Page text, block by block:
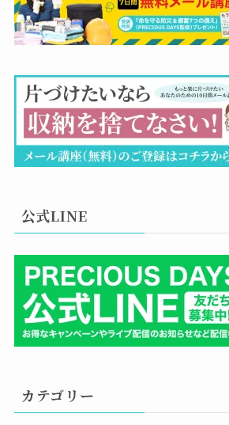
公式LINE
カテゴリー